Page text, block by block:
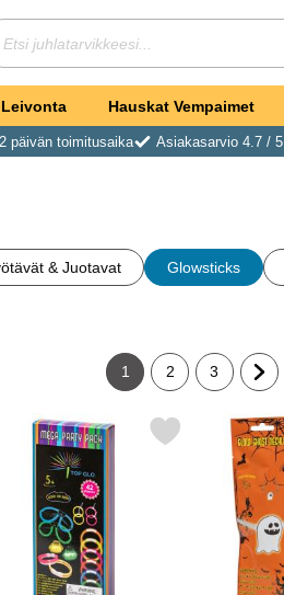
Leivonta Hauskat Vempaimet
päivän toimitusaika Asiakasarvio 4.7 / 5
& Juotavat Glowsticks
Tämänhetkinen sivu,
1
Siirry sivulle
2
Siirry
3
suosikiksi
Merkitse glow Stick JuhlasettiMerkitse